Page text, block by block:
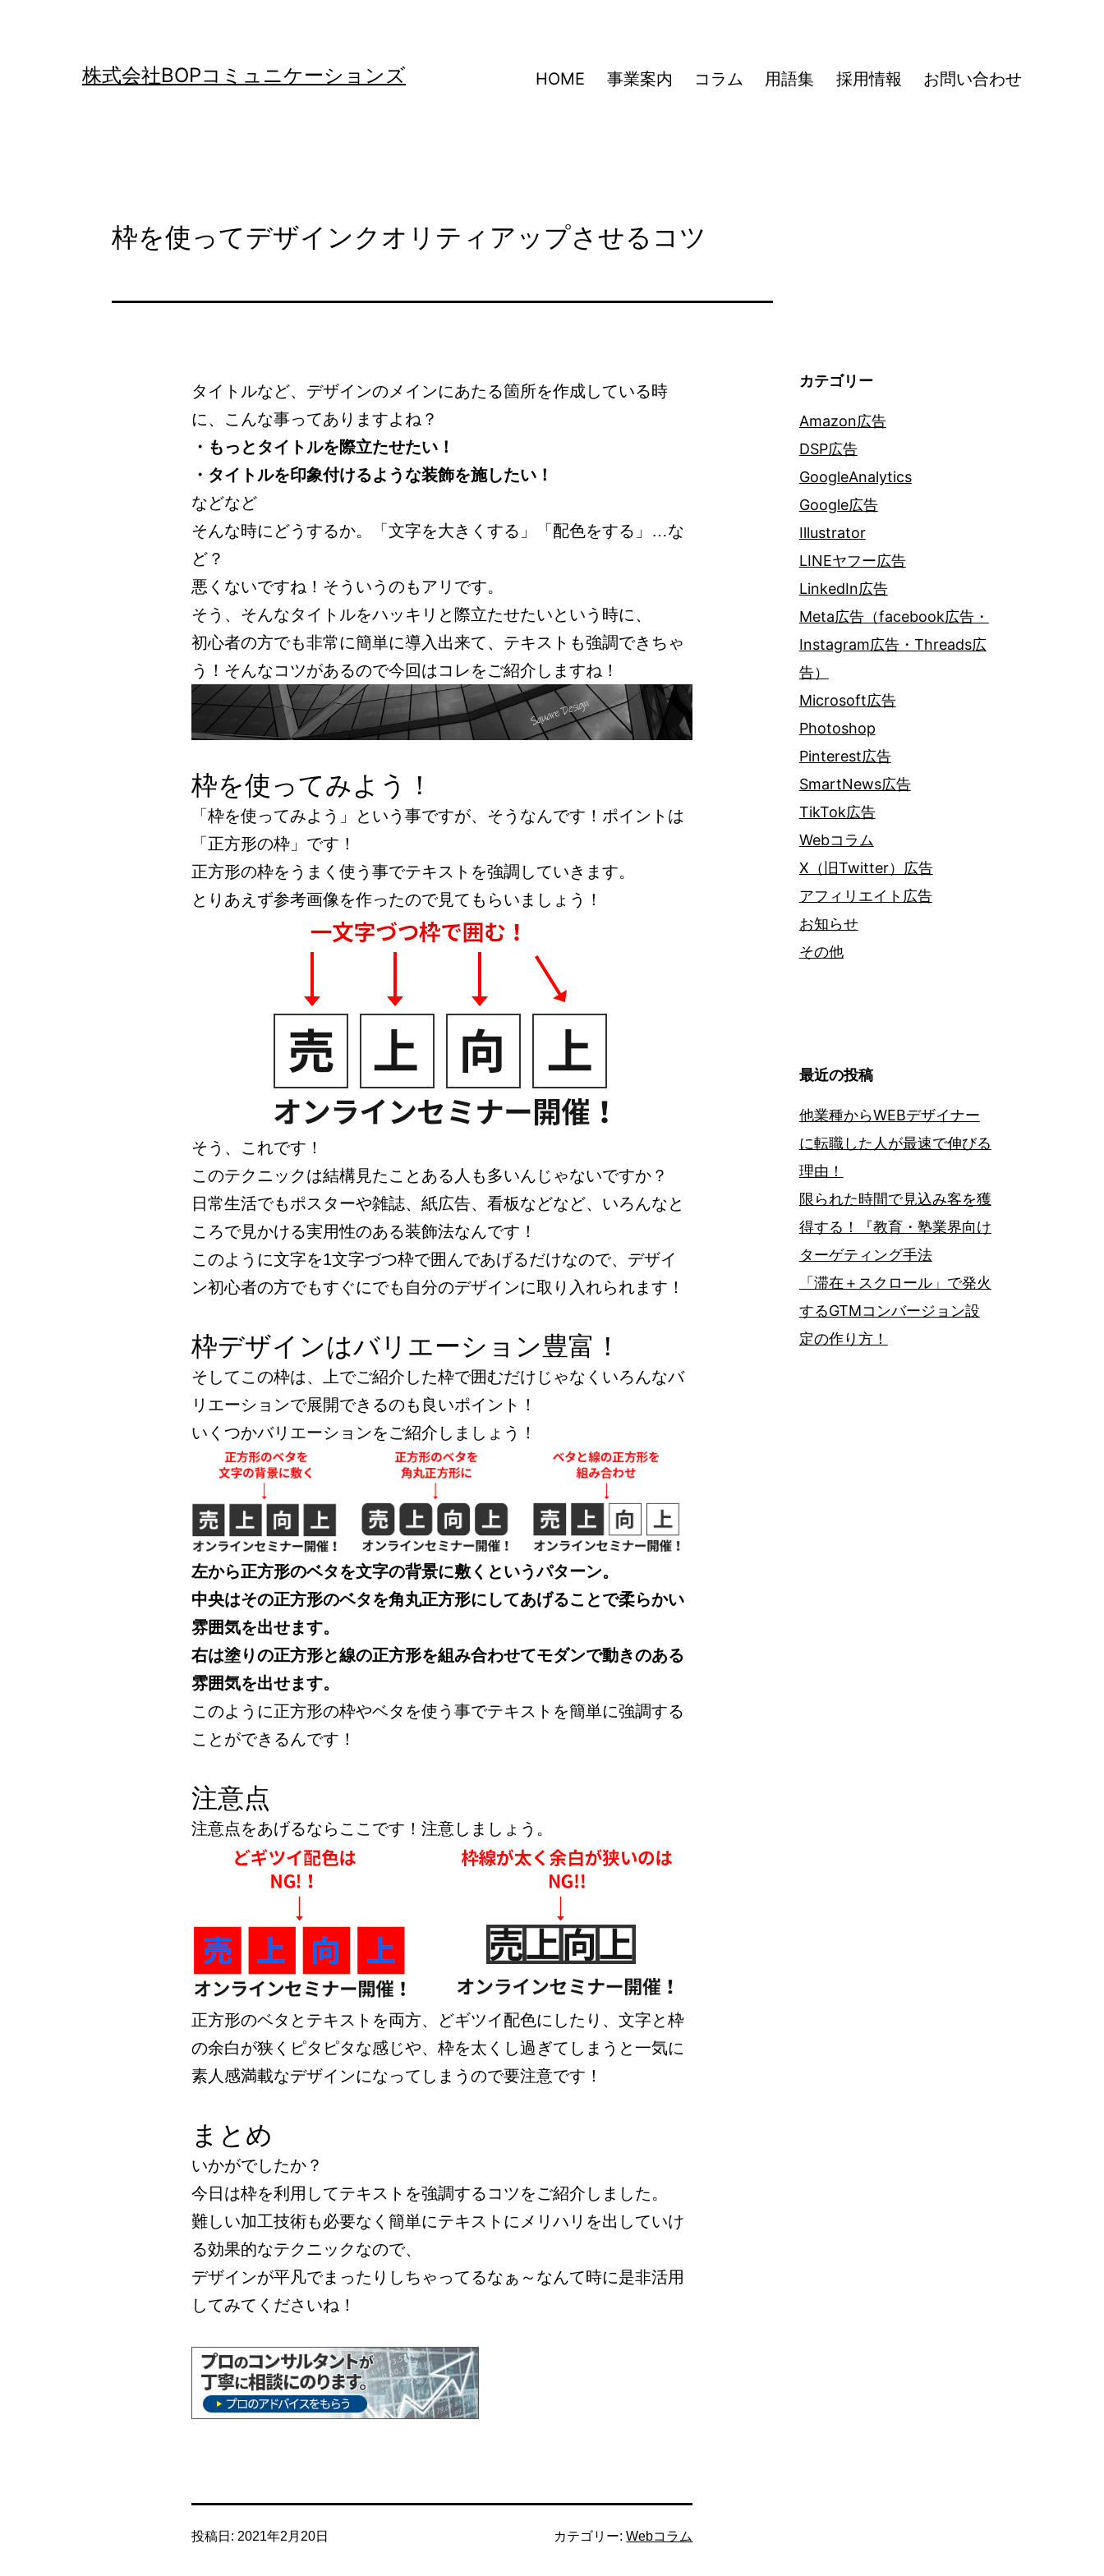
株式会社BOPコミュニケーションズ HOME 事業案内 コラム 用語集 採用情報 お問い合わせ
枠を使ってデザインクオリティアップさせるコツ
タイトルなど、デザインのメインにあたる箇所を作成している時
に、こんな事ってありますよね？
・もっとタイトルを際立たせたい！
・タイトルを印象付けるような装飾を施したい！
などなど
そんな時にどうするか。
「文字を大きくする」「配色をする」…な
ど？
悪くないですね！そういうのもアリです。
そう、そんなタイトルをハッキリと際立たせたいという時に、
初心者の方でも非常に簡単に導入出来て、テキストも強調できちゃ
う！そんなコツがあるので今回はコレをご紹介しますね！
枠を使ってみよう！
「枠を使ってみよう」という事ですが、そうなんです！ポイントは
「正方形の枠」です！
正方形の枠をうまく使う事でテキストを強調していきます。
とりあえず参考画像を作ったので見てもらいましょう！
そう、これです！
このテクニックは結構見たことある人も多いんじゃないですか？
日常生活でもポスターや雑誌、紙広告、看板などなど、いろんなと
ころで見かける実用性のある装飾法なんです！
このように文字を1文字づつ枠で囲んであげるだけなので、デザイ
ン初心者の方でもすぐにでも自分のデザインに取り入れられます！
枠デザインはバリエーション豊富！
そしてこの枠は、上でご紹介した枠で囲むだけじゃなくいろんなバ
リエーションで展開できるのも良いポイント！
いくつかバリエーションをご紹介しましょう！
左から正方形のベタを文字の背景に敷くというパターン。
中央はその正方形のベタを角丸正方形にしてあげることで柔らかい
雰囲気を出せます。
右は塗りの正方形と線の正方形を組み合わせてモダンで動きのある
雰囲気を出せます。
このように正方形の枠やベタを使う事でテキストを簡単に強調する
ことができるんです！
注意点
注意点をあげるならここです！注意しましょう。
正方形のベタとテキストを両方、どギツイ配色にしたり、文字と枠
の余白が狭くピタピタな感じや、枠を太くし過ぎてしまうと一気に
素人感満載なデザインになってしまうので要注意です！
まとめ
いかがでしたか？
今日は枠を利用してテキストを強調するコツをご紹介しました。
難しい加工技術も必要なく簡単にテキストにメリハリを出していけ
る効果的なテクニックなので、
デザインが平凡でまったりしちゃってるなぁ～なんて時に是非活用
してみてくださいね！
投稿日: 2021年2月20日 カテゴリー:Webコラム
カテゴリー
Amazon広告
DSP広告
GoogleAnalytics
Google広告
Illustrator
LINEヤフー広告
LinkedIn広告
Meta広告（facebook広告・
Instagram広告・Threads広
告）
Microsoft広告
Photoshop
Pinterest広告
SmartNews広告
TikTok広告
Webコラム
X（旧Twitter）広告
アフィリエイト広告
お知らせ
その他
最近の投稿
他業種からWEBデザイナー
に転職した人が最速で伸びる
理由！
限られた時間で見込み客を獲
得する！『教育・塾業界向け
ターゲティング手法
「滞在＋スクロール」で発火
するGTMコンバージョン設
定の作り方！